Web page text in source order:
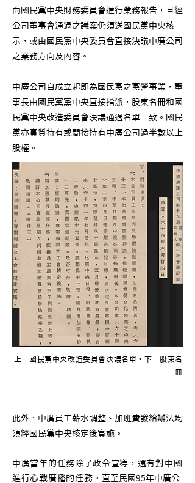
向國民黨中央財務委員會進行業務報告，且經
公司董事會通過之議案仍須送國民黨中央核
示，或由國民黨中央委員會直接決議中廣公司
之業務方向及內容。
中廣公司自成立起即為國民黨之黨營事業，董
事長由國民黨黨中央直接指派，股東名冊和國
民黨中央改造委員會決議通過名單一致。國民
黨亦實質持有或間接持有中廣公司過半數以上
股權。
上：國民黨中央改造委員會決議名單。下：股東名
冊
此外，中廣員工薪水調整、加班費發給辦法均
須經國民黨中央核定後實施。
中廣當年的任務除了政令宣導，還有對中國
進行心戰廣播的任務。 直至民國95年中廣公